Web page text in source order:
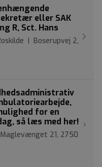
eller SAK
R, Sct. Hans
| Boserupvej 2,
for en
så læs med her!
21, 2750